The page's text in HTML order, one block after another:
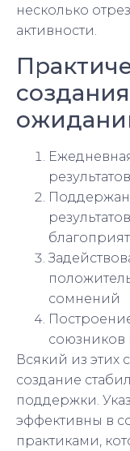
несколько
активности.
сомнений
союзников
Всякий из этих
создание
поддержки.
эффективны в
практиками,